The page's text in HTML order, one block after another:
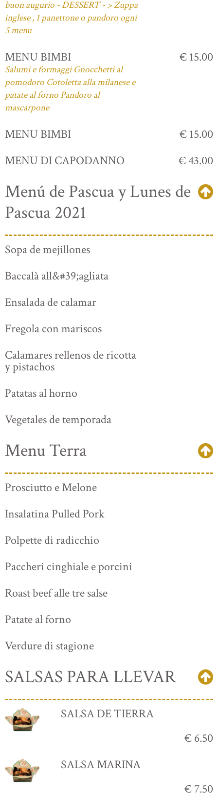
buon augurio - DESSERT - > Zuppa
inglese , 1 panettone o pandoro ogni
5 menu
MENU BIMBI
Salumi e formaggi Gnocchetti al
pomodoro Cotoletta alla milanese e
patate al forno Pandoro al
mascarpone
€ 15.00
MENU BIMBI
€ 15.00
MENU DI CAPODANNO
€ 43.00
Menú de Pascua y Lunes de
Pascua 2021
Sopa de mejillones
Baccalà all&#39;agliata
Ensalada de calamar
Fregola con mariscos
Calamares rellenos de ricotta
y pistachos
Patatas al horno
Vegetales de temporada
Menu Terra
Prosciutto e Melone
Insalatina Pulled Pork
Polpette di radicchio
Paccheri cinghiale e porcini
Roast beef alle tre salse
Patate al forno
Verdure di stagione
SALSAS PARA LLEVAR
SALSA DE TIERRA
€ 6.50
SALSA MARINA
€ 7.50